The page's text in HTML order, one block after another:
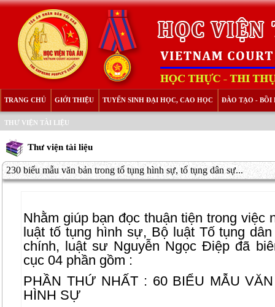
TRANG CHỦ GIỚI THIỆU TUYỂN SINH ĐẠI HỌC, CAO HỌC ĐÀO TẠO - BỒI
THƯ VIỆN TÀI LIỆU
Thư viện tài liệu
230 biểu mẫu văn bản trong tố tụng hình sự, tố tụng dân sự...
Nhằm giúp bạn đọc thuận tiện trong việc
luật tố tụng hình sự, Bộ luật Tố tụng
chính, luật sư Nguyễn Ngọc Điệp đã
cục 04 phần gồm :
PHẦN THỨ NHẤT : 60 BIỂU MẪU
HÌNH SỰ